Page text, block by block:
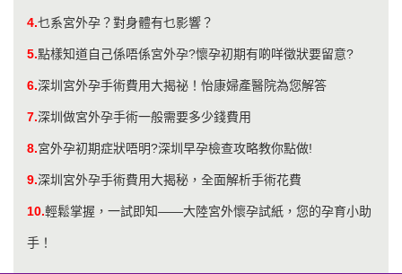
4.乜系宮外孕？對身體有乜影響？
5.點樣知道自己係唔係宮外孕?懷孕初期有啲咩徵狀要留意?
6.深圳宮外孕手術費用大揭祕！怡康婦產醫院為您解答
7.深圳做宮外孕手術一般需要多少錢費用
8.宮外孕初期症狀唔明?深圳早孕檢查攻略教你點做!
9.深圳宮外孕手術費用大揭秘，全面解析手術花費
10.輕鬆掌握，一試即知——大陸宮外懷孕試紙，您的孕育小助
手！